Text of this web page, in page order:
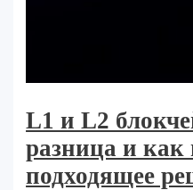
L1 и L2
разница и как
подходящее